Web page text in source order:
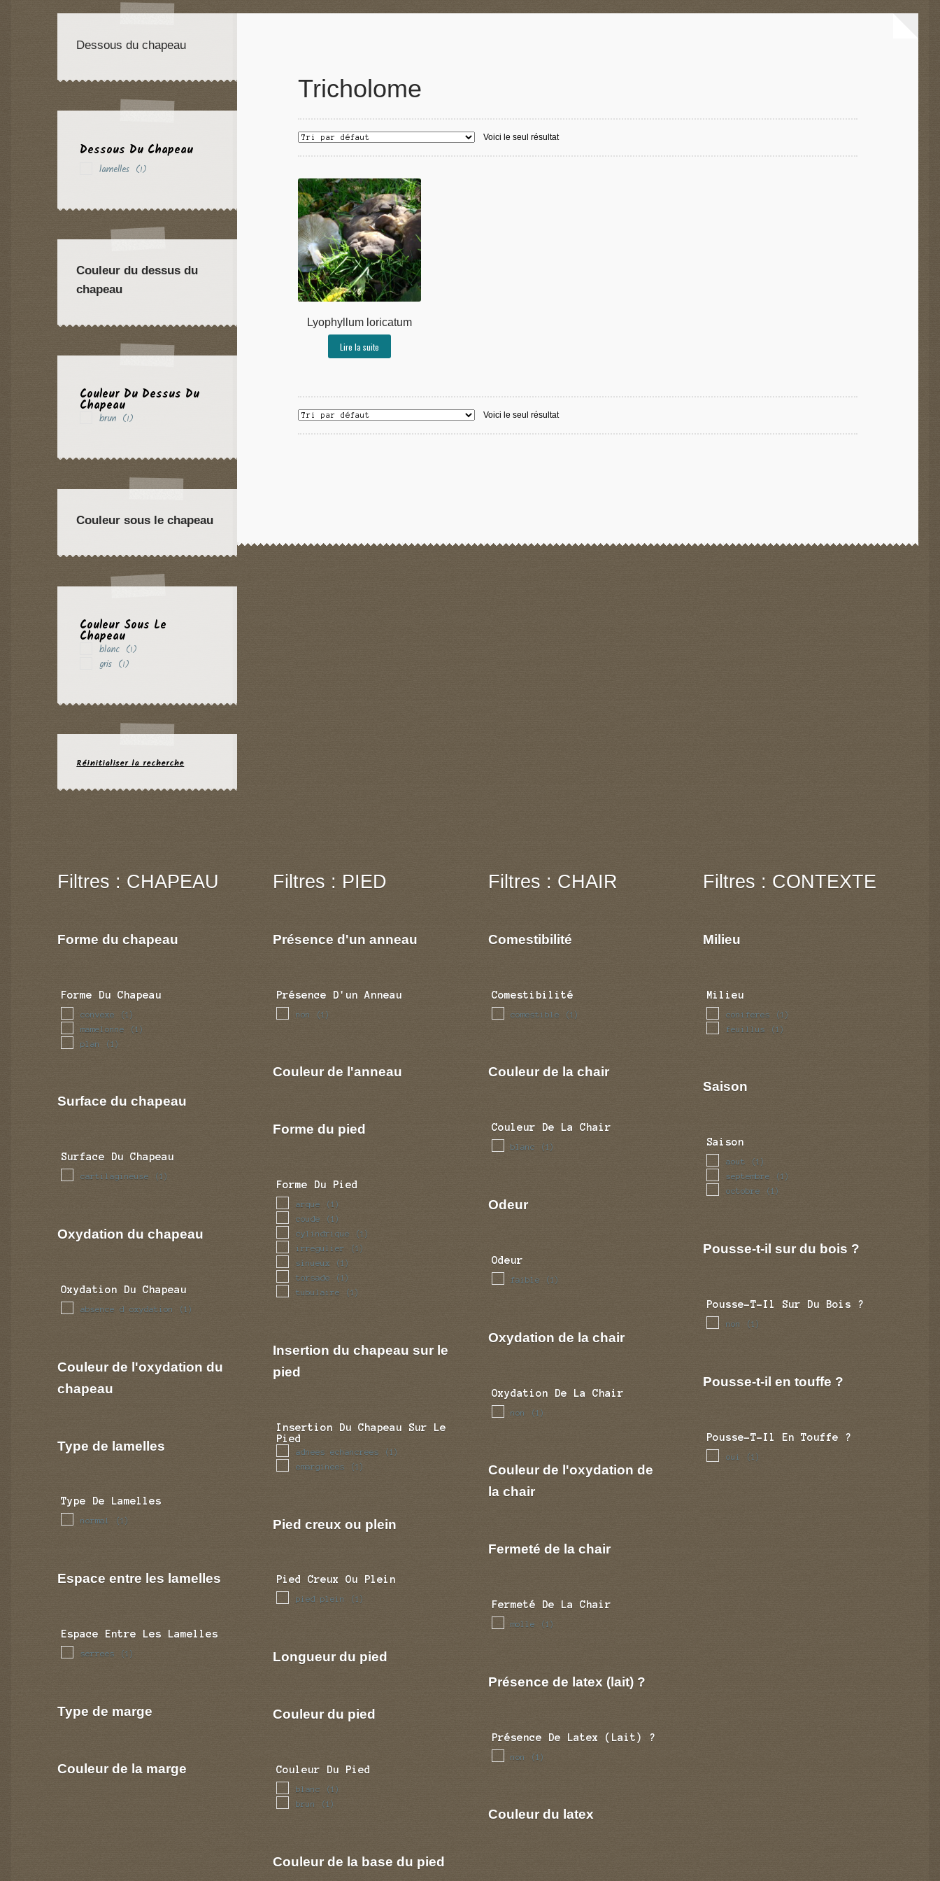
Tricholome
Voici le seul résultat
Lyophyllum loricatum
Lire la suite
Voici le seul résultat
Dessous du chapeau
Dessous Du Chapeau
lamelles (1)
Couleur du dessus du
chapeau
Couleur Du Dessus Du
Chapeau
brun (1)
Couleur sous le chapeau
Couleur Sous Le
Chapeau
blanc (1)
gris (1)
Réinitialiser la recherche
Filtres : CHAPEAU
Forme du chapeau
Forme Du Chapeau
convexe (1)
mamelonne (1)
plan (1)
Surface du chapeau
Surface Du Chapeau
cartilagineuse (1)
Oxydation du chapeau
Oxydation Du Chapeau
absence d oxydation (1)
Couleur de l'oxydation du
chapeau
Type de lamelles
Type De Lamelles
normal (1)
Espace entre les lamelles
Espace Entre Les Lamelles
serrees (1)
Type de marge
Couleur de la marge
Filtres : PIED
Présence d'un anneau
Présence D'un Anneau
non (1)
Couleur de l'anneau
Forme du pied
Forme Du Pied
arque (1)
coude (1)
cylindrique (1)
irregulier (1)
sinueux (1)
torsade (1)
tubulaire (1)
Insertion du chapeau sur le
pied
Insertion Du Chapeau Sur Le
Pied
adnees echancrees (1)
emarginees (1)
Pied creux ou plein
Pied Creux Ou Plein
pied plein (1)
Longueur du pied
Couleur du pied
Couleur Du Pied
blanc (1)
brun (1)
Couleur de la base du pied
Filtres : CHAIR
Comestibilité
Comestibilité
comestible (1)
Couleur de la chair
Couleur De La Chair
blanc (1)
Odeur
Odeur
faible (1)
Oxydation de la chair
Oxydation De La Chair
non (1)
Couleur de l'oxydation de
la chair
Fermeté de la chair
Fermeté De La Chair
molle (1)
Présence de latex (lait) ?
Présence De Latex (lait) ?
non (1)
Couleur du latex
Filtres : CONTEXTE
Milieu
Milieu
coniferes (1)
feuillus (1)
Saison
Saison
aout (1)
septembre (1)
octobre (1)
Pousse-t-il sur du bois ?
Pousse-T-Il Sur Du Bois ?
non (1)
Pousse-t-il en touffe ?
Pousse-T-Il En Touffe ?
oui (1)